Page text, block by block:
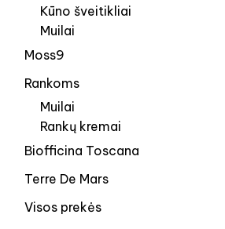
Kūno šveitikliai
Muilai
Moss9
Rankoms
Muilai
Rankų kremai
Biofficina Toscana
Terre De Mars
Visos prekės